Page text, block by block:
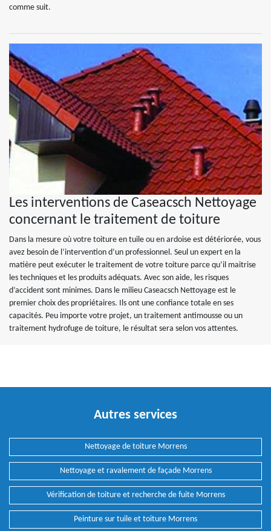
comme suit.
Les interventions de Caseacsch Nettoyage
concernant le traitement de toiture
Dans la mesure où votre toiture en tuile ou en ardoise est détériorée, vous
avez besoin de l’intervention d’un professionnel. Seul un expert en la
matière peut exécuter le traitement de votre toiture parce qu’il maitrise
les techniques et les produits adéquats. Avec son aide, les risques
d’accident sont minimes. Dans le milieu Caseacsch Nettoyage est le
premier choix des propriétaires. Ils ont une confiance totale en ses
capacités. Peu importe votre projet, un traitement antimousse ou un
traitement hydrofuge de toiture, le résultat sera selon vos attentes.
Autres services
Nettoyage de toiture Morrens
Nettoyage et ravalement de façade Morrens
Vérification de toiture et recherche de fuite Morrens
Peinture sur tuile et toiture Morrens